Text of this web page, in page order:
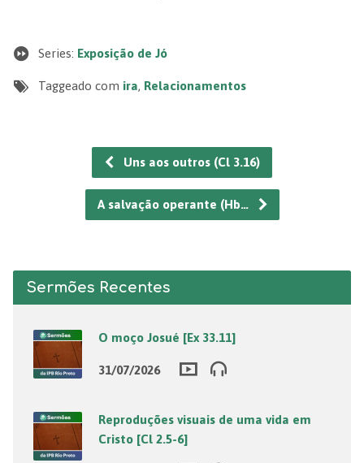
Series: Exposição de Jó
Taggeado com ira, Relacionamentos
Uns aos outros (Cl 3.16)
A salvação operante (Hb…
Sermões Recentes
O moço Josué [Ex 33.11]
31/07/2026
Reproduções visuais de uma vida em
Cristo [Cl 2.5-6]